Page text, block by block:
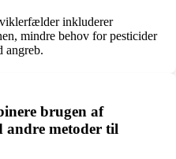
inkluderer
mindre behov for pesticider
angreb.
brugen af
andre metoder til